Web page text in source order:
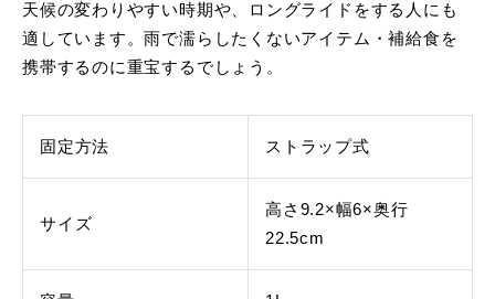
天候の変わりやすい時期や、ロングライドをする人にも
適しています。雨で濡らしたくないアイテム・補給食を
携帯するのに重宝するでしょう。
固定方法 ストラップ式
サイズ
高さ9.2×幅6×奥行
22.5cm